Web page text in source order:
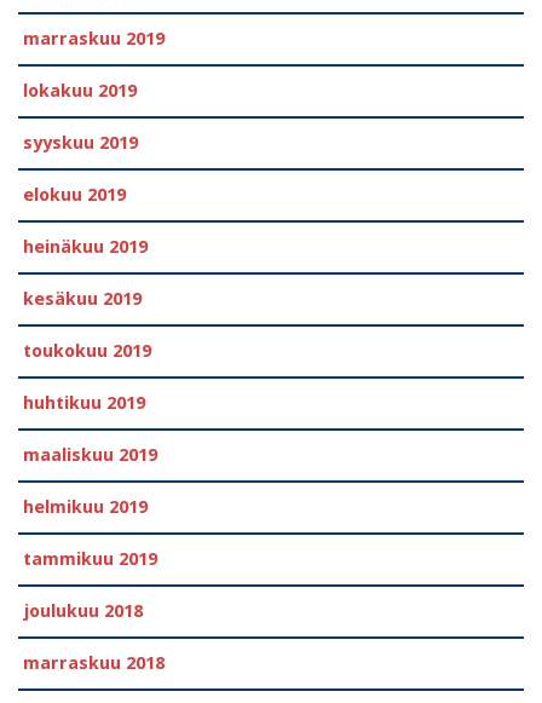
marraskuu 2019
lokakuu 2019
syyskuu 2019
elokuu 2019
heinäkuu 2019
kesäkuu 2019
toukokuu 2019
huhtikuu 2019
maaliskuu 2019
helmikuu 2019
tammikuu 2019
joulukuu 2018
marraskuu 2018